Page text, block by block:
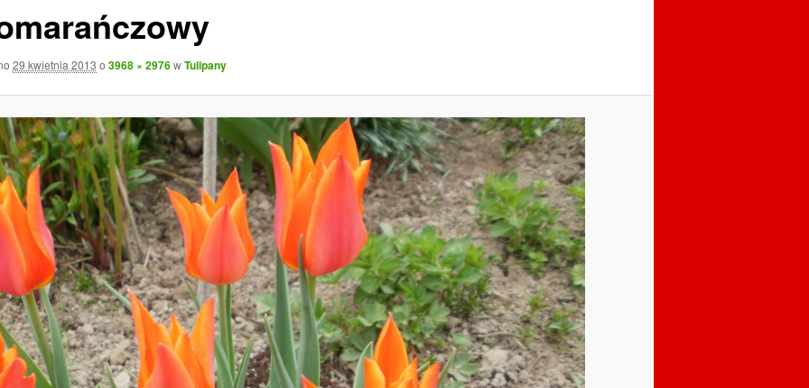
29 kwietnia 2013 o 3968 × 2976wTulipany